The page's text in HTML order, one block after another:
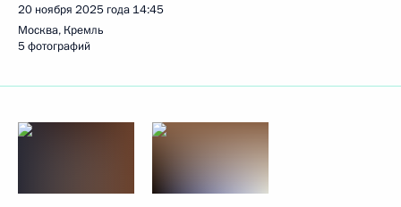
20 ноября 2025 года 14:45
Москва, Кремль
5 фотографий